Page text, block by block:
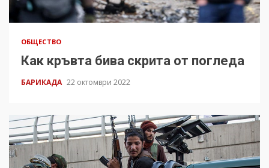
ОБЩЕСТВО
Как кръвта бива скрита от погледа
БАРИКАДА 22 октомври 2022